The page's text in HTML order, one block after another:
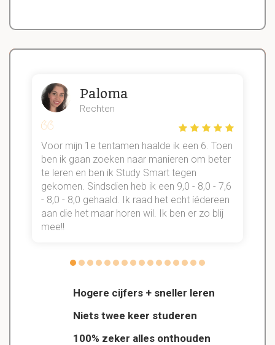
Hogere cijfers + sneller leren
Niets twee keer studeren
100% zeker alles onthouden
Paloma
Rechten
Voor mijn 1e tentamen haalde ik een 6. Toen
ben ik gaan zoeken naar manieren om beter
te leren en ben ik Study Smart tegen
gekomen. Sindsdien heb ik een 9,0 - 8,0 - 7,6
- 8,0 - 8,0 gehaald. Ik raad het echt íédereen
aan die het maar horen wil. Ik ben er zo blij
mee!!